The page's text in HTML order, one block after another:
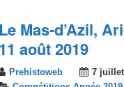
Le Mas-d’Azil,
11 août 2019
Prehistoweb
7 juillet